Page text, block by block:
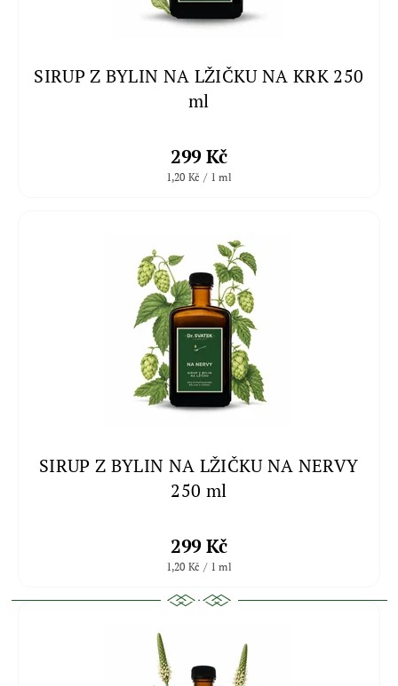
SIRUP Z BYLIN NA LŽIČKU NA KRK 250
ml
299 Kč
1,20 Kč / 1 ml
SIRUP Z BYLIN NA LŽIČKU NA NERVY
250 ml
299 Kč
1,20 Kč / 1 ml